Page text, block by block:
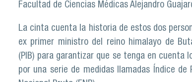
Facultad de Ciencias Médicas Alejandro
La cinta cuenta la historia de estos dos
ex primer ministro del reino himalayo de
(PIB) para garantizar que se tenga en cuenta
por una serie de medidas llamadas Índice de